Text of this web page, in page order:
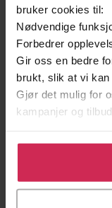
bruker cookies til:
Nødvendige
Forbedrer
Gir oss en bedre
brukt, slik at vi
Gjør det mulig for
kampanjer og
Klikk på «Godta
bruke cookies for
tilpasse ditt
Premium
Vinner av